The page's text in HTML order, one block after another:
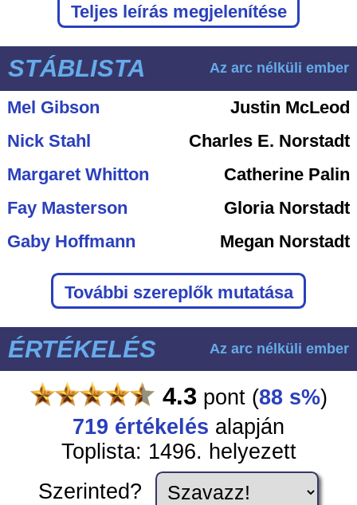
Teljes leírás megjelenítése
STÁBLISTA Az arc nélküli ember
Mel Gibson
Justin McLeod
Nick Stahl
Charles E. Norstadt
Margaret Whitton
Catherine Palin
Fay Masterson
Gloria Norstadt
Gaby Hoffmann
Megan Norstadt
További szereplők mutatása
ÉRTÉKELÉS Az arc nélküli ember
4.3pont (88 s%)
719 értékelés alapján
Toplista: 1496. helyezett
Szerinted?